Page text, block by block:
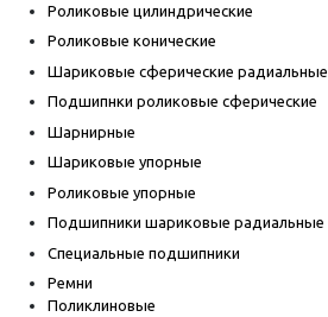
Роликовые цилиндрические
Роликовые конические
Шариковые сферические радиальные
Подшипнки роликовые сферические
Шарнирные
Шариковые упорные
Роликовые упорные
Подшипники шариковые радиальные
Специальные подшипники
Ремни
Поликлиновые